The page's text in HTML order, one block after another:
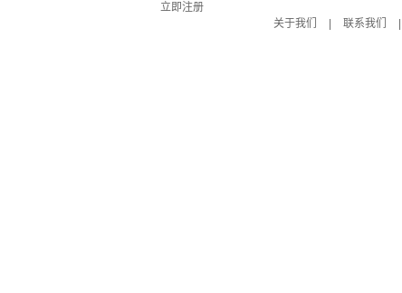
立即注册
关于我们
联系我们